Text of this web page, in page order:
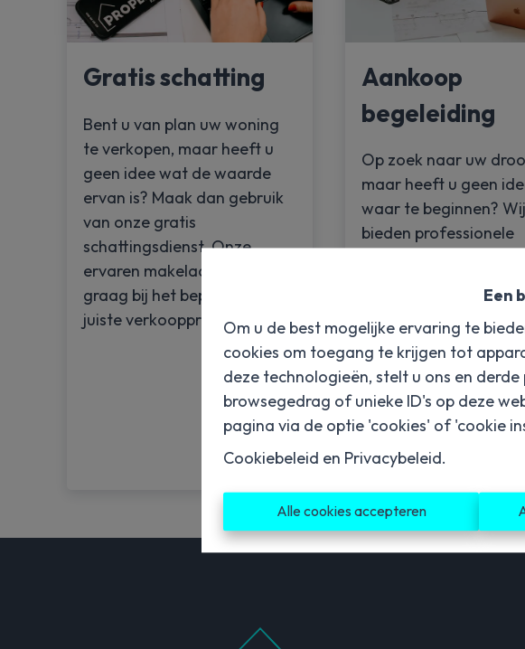
Een
Om u de best mogelijke ervaring te
cookies om toegang te krijgen tot
deze technologieën, stelt u ons en
browsegedrag of unieke ID's op deze
pagina via de optie 'cookies' of 'cookie
Cookiebeleid en Privacybeleid.
Alle cookies accepteren
Gratis schatting
Bent u van plan uw woning
te verkopen, maar heeft u
geen idee wat de waarde
ervan is? Maak dan gebruik
van onze gratis
schattingsdienst. Onze
ervaren makelaars helpen u
graag bij het bepalen van de
juiste verkoopprijs.
Aankoop
begeleiding
Op zoek naar uw
maar heeft u geen
waar te beginnen? Wij
bieden professionele
actief op zoek naar
ideale woning en
u tijdens het hele
aankoopproces.